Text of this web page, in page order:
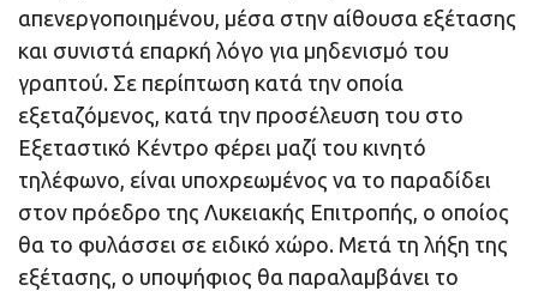
απενεργοποιημένου, μέσα στην αίθουσα εξέτασης
και συνιστά επαρκή λόγο για μηδενισμό του
γραπτού. Σε περίπτωση κατά την οποία
εξεταζόμενος, κατά την προσέλευση του στο
Εξεταστικό Κέντρο φέρει μαζί του κινητό
τηλέφωνο, είναι υποχρεωμένος να το παραδίδει
στον πρόεδρο της Λυκειακής Επιτροπής, ο οποίος
θα το φυλάσσει σε ειδικό χώρο. Μετά τη λήξη της
εξέτασης, ο υποψήφιος θα παραλαμβάνει το